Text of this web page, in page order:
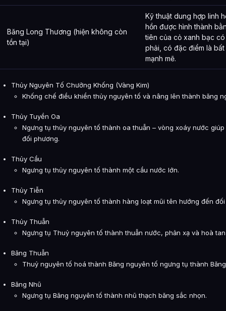
Băng Long Thương (hiện không còn
tồn tại)
Kỹ thuật dung hợp linh
hồn được hình thành
tiên của cỏ xanh bạc
phải, có đặc điểm là
mạnh mẽ.
Thủy Nguyên Tố Chưởng Khống (Vàng Kim)
Khống chế điều khiển thủy nguyên tố và nâng lên thành băng
Thủy Tuyền Oa
Ngưng tụ thủy nguyên tố thành oa thuẫn – vòng xoáy nước
đối phương.
Thủy Cầu
Ngưng tụ thủy nguyên tố thành một cầu nước lớn.
Thủy Tiễn
Ngưng tụ thủy nguyên tố thành hàng loạt mũi tên hướng đến
Thủy Thuẫn
Ngưng tụ Thuỷ nguyên tố thành thuẫn nước, phản xạ và hoà
Băng Thuẫn
Thuỷ nguyên tố hoá thành Băng nguyên tố ngưng tụ thành
Băng Nhũ
Ngưng tụ Băng nguyên tố thành nhũ thạch băng sắc nhọn.